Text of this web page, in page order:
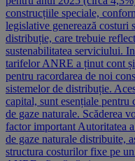
construcțiile speciale,
legislative generează costuri
distribuție, care trebuie
sustenabilitatea serviciului.
tarifelor ANRE a ținut cont
pentru racordarea de noi
sistemelor de distribuție.
capital, sunt esențiale pentru
de gaze naturale. Scăderea
factor important Autoritatea
de gaze naturale distribuite,
structura costurilor fixe pe